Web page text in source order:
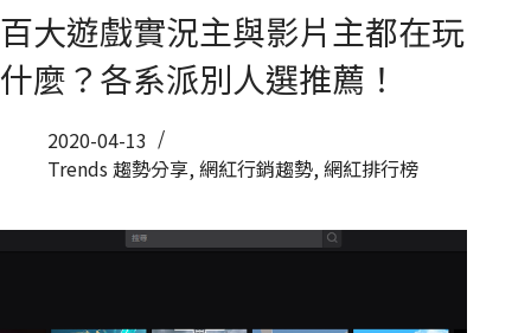
百大遊戲實況主與影片主都在玩
什麼？各系派別人選推薦！
2020-04-13
Trends 趨勢分享,網紅行銷趨勢,網紅排行榜